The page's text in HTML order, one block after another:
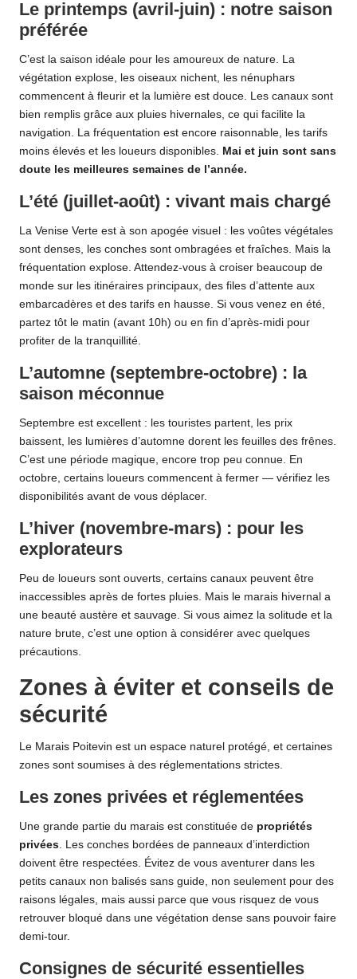
Le printemps (avril-juin) : notre saison
préférée
C’est la saison idéale pour les amoureux de nature. La
végétation explose, les oiseaux nichent, les nénuphars
commencent à fleurir et la lumière est douce. Les canaux sont
bien remplis grâce aux pluies hivernales, ce qui facilite la
navigation. La fréquentation est encore raisonnable, les tarifs
moins élevés et les loueurs disponibles. Mai et juin sont sans
doute les meilleures semaines de l’année.
L’été (juillet-août) : vivant mais chargé
La Venise Verte est à son apogée visuel : les voûtes végétales
sont denses, les conches sont ombragées et fraîches. Mais la
fréquentation explose. Attendez-vous à croiser beaucoup de
monde sur les itinéraires principaux, des files d’attente aux
embarcadères et des tarifs en hausse. Si vous venez en été,
partez tôt le matin (avant 10h) ou en fin d’après-midi pour
profiter de la tranquillité.
L’automne (septembre-octobre) : la
saison méconnue
Septembre est excellent : les touristes partent, les prix
baissent, les lumières d’automne dorent les feuilles des frênes.
C’est une période magique, encore trop peu connue. En
octobre, certains loueurs commencent à fermer — vérifiez les
disponibilités avant de vous déplacer.
L’hiver (novembre-mars) : pour les
explorateurs
Peu de loueurs sont ouverts, certains canaux peuvent être
inaccessibles après de fortes pluies. Mais le marais hivernal a
une beauté austère et sauvage. Si vous aimez la solitude et la
nature brute, c’est une option à considérer avec quelques
précautions.
Zones à éviter et conseils de
sécurité
Le Marais Poitevin est un espace naturel protégé, et certaines
zones sont soumises à des réglementations strictes.
Les zones privées et réglementées
Une grande partie du marais est constituée de propriétés
privées . Les conches bordées de panneaux d’interdiction
doivent être respectées. Évitez de vous aventurer dans les
petits canaux non balisés sans guide, non seulement pour des
raisons légales, mais aussi parce que vous risquez de vous
retrouver bloqué dans une végétation dense sans pouvoir faire
demi-tour.
Consignes de sécurité essentielles